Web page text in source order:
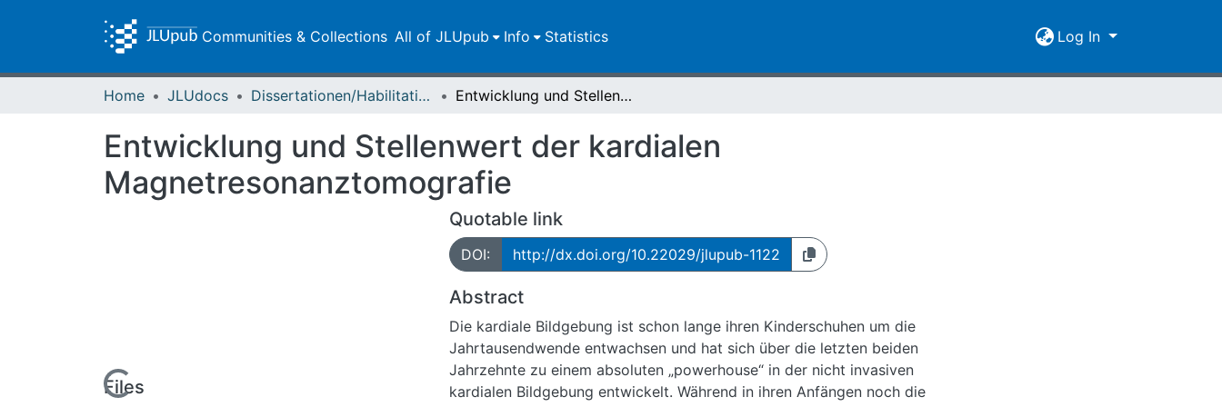
Communities & Collections All of JLUpub Info Statistics Log In
Home JLUdocs Dissertationen/Habilitationen Entwicklung und Stellenwert der kardialen Magnetresonanztomografie
Entwicklung und Stellenwert der kardialen
Magnetresonanztomografie
Files
Quotable link
DOI: http://dx.doi.org/10.22029/jlupub-1122
Abstract
Die kardiale Bildgebung ist schon lange ihren Kinderschuhen um die
Jahrtausendwende entwachsen und hat sich über die letzten beiden
Jahrzehnte zu einem absoluten „powerhouse“ in der nicht invasiven
kardialen Bildgebung entwickelt. Während in ihren Anfängen noch die